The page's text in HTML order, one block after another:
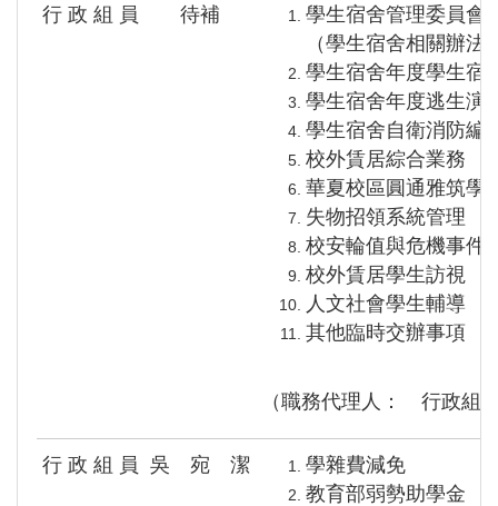
行 政 組 員 待補
學生宿舍管理委員會
（學生宿舍相關辦法
學生宿舍年度學生宿
學生宿舍年度逃生演
學生宿舍自衛消防編
校外賃居綜合業務
華夏校區圓通雅筑學
失物招領系統管理
校安輪值與危機事件
校外賃居學生訪視
人文社會學生輔導
其他臨時交辦事項
（職務代理人： 行政組
行 政 組 員 吳 宛 潔
學雜費減免
教育部弱勢助學金